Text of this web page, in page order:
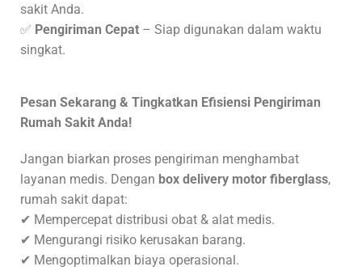
sakit Anda.
✅ Pengiriman Cepat – Siap digunakan dalam waktu
singkat.
Pesan Sekarang & Tingkatkan Efisiensi Pengiriman
Rumah Sakit Anda!
Jangan biarkan proses pengiriman menghambat
layanan medis. Dengan box delivery motor fiberglass,
rumah sakit dapat:
✔ Mempercepat distribusi obat & alat medis.
✔ Mengurangi risiko kerusakan barang.
✔ Mengoptimalkan biaya operasional.